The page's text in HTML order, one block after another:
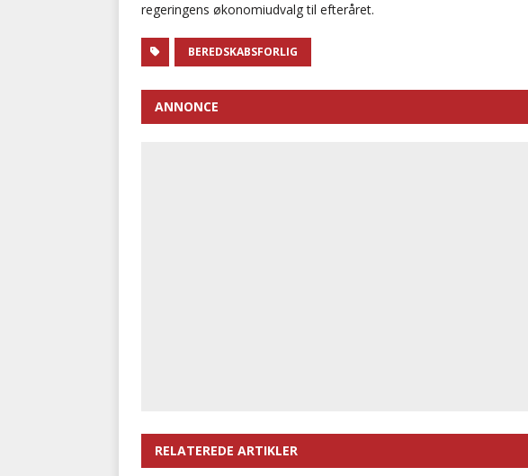
regeringens økonomiudvalg til efteråret.
BEREDSKABSFORLIG
ANNONCE
RELATEREDE ARTIKLER